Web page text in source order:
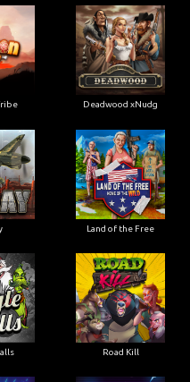
Deadwood xNudg
Land of the Free
Road Kill